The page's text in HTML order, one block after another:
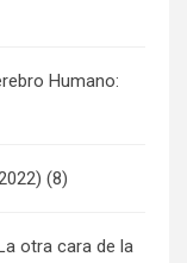
Humano:
(8)
otra cara de la